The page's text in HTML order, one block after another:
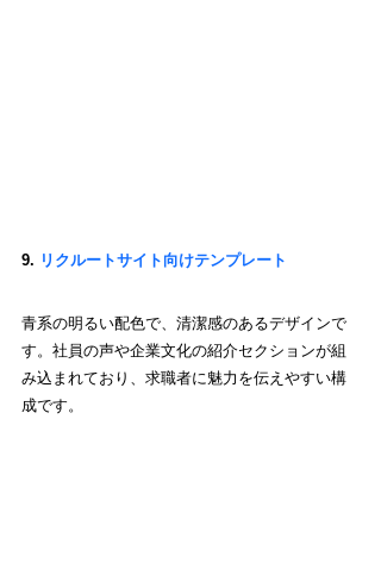
9. リクルートサイト向けテンプレート
青系の明るい配色で、清潔感のあるデザインで
す。社員の声や企業文化の紹介セクションが組
み込まれており、求職者に魅力を伝えやすい構
成です。